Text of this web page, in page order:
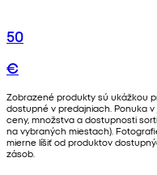
50
€
Zobrazené produkty sú ukážkou
dostupné v predajniach. Ponuka
ceny, množstva a dostupnosti
na vybraných miestach).
mierne líšiť od produktov
zásob.